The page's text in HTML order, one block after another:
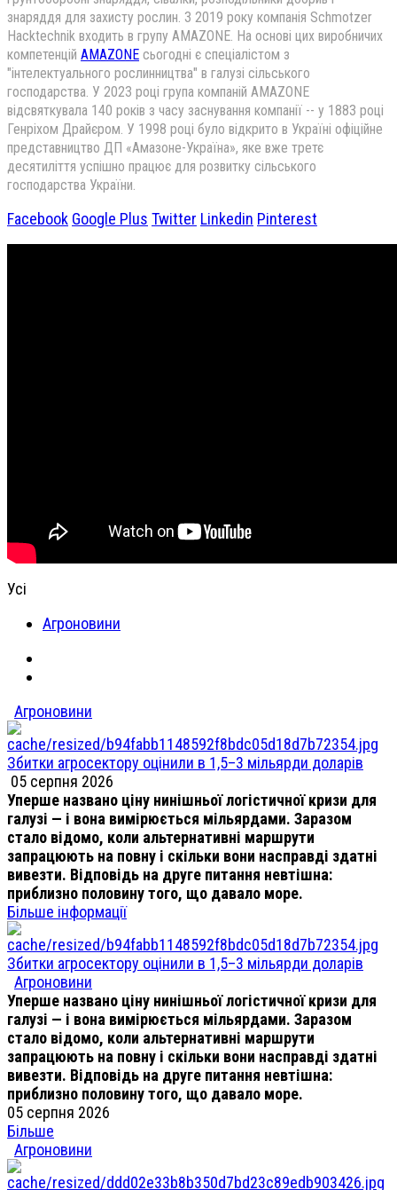
знаряддя для захисту рослин. З 2019 року компанія Schmotzer
Hacktechnik входить в групу AMAZONE. На основі цих виробничих
компетенцій АMAZONE сьогодні є спеціалістом з
"інтелектуального рослинництва" в галузі сільського
господарства. У 2023 році група компаній AMAZONE
відсвяткувала 140 років з часу заснування компанії -- у 1883 році
Генріхом Драйєром. У 1998 році було відкрито в Україні офіційне
представництво ДП «Амазоне-Україна», яке вже третє
десятиліття успішно працює для розвитку сільського
господарства України.
Facebook Google Plus Twitter Linkedin Pinterest
Усі
Агроновини
Агроновини
Збитки агросектору оцінили в 1,5–3 мільярди доларів
05 серпня 2026
Уперше названо ціну нинішньої логістичної кризи для
галузі — і вона вимірюється мільярдами. Заразом
стало відомо, коли альтернативні маршрути
запрацюють на повну і скільки вони насправді здатні
вивезти. Відповідь на друге питання невтішна:
приблизно половину того, що давало море.
Більше інформації
Збитки агросектору оцінили в 1,5–3 мільярди доларів
Агроновини
Уперше названо ціну нинішньої логістичної кризи для
галузі — і вона вимірюється мільярдами. Заразом
стало відомо, коли альтернативні маршрути
запрацюють на повну і скільки вони насправді здатні
вивезти. Відповідь на друге питання невтішна:
приблизно половину того, що давало море.
05 серпня 2026
Більше
Агроновини